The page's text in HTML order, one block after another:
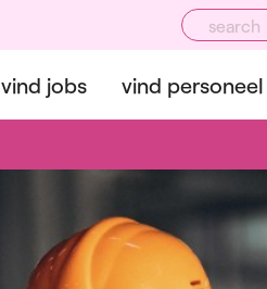
vind jobs vind personeel